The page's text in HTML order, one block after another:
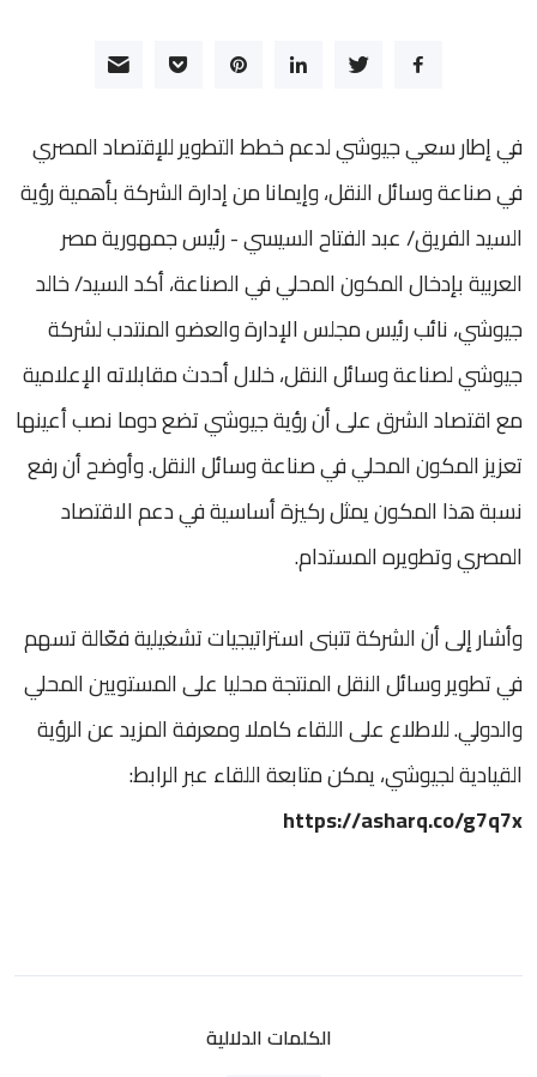
في إطار سعي جيوشي لدعم خطط التطوير للإقتصاد المصري
في صناعة وسائل النقل، وإيمانا من إدارة الشركة بأهمية رؤية
السيد الفريق/ عبد الفتاح السيسي - رئيس جمهورية مصر
العربية بإدخال المكون المحلي في الصناعة، أكد السيد/ خالد
جيوشي، نائب رئيس مجلس الإدارة والعضو المنتدب لشركة
جيوشي لصناعة وسائل النقل، خلال أحدث مقابلاته الإعلامية
مع اقتصاد الشرق على أن رؤية جيوشي تضع دوما نصب أعينها
تعزيز المكون المحلي في صناعة وسائل النقل. وأوضح أن رفع
نسبة هذا المكون يمثل ركيزة أساسية في دعم الاقتصاد
المصري وتطويره المستدام.
وأشار إلى أن الشركة تتبنى استراتيجيات تشغيلية فعّالة تسهم
في تطوير وسائل النقل المنتجة محليا على المستويين المحلي
والدولي. للاطلاع على اللقاء كاملا ومعرفة المزيد عن الرؤية
القيادية لجيوشي، يمكن متابعة اللقاء عبر الرابط:
https://asharq.co/g7q7x
الكلمات الدلالية